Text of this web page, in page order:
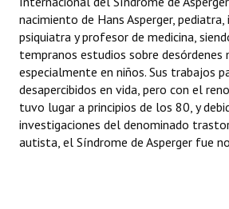
Antiguos Pobladores - Registro
Reconocimientos - Registro
Bariloche, Municipio intercultural
Entrega de distinciones
nacimiento de Hans Asperger,
psiquiatra y profesor de medicina,
tempranos estudios sobre desórdenes
especialmente en niños. Sus trabajos
desapercibidos en vida, pero con el
tuvo lugar a principios de los 80, y
investigaciones del denominado
autista, el Síndrome de Asperger fue